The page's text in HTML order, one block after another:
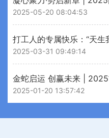
2025-05-20 08:04:53
2025-03-31 09:49:14
金蛇启运 创赢未来 | 2025
2025-01-20 13:57:42